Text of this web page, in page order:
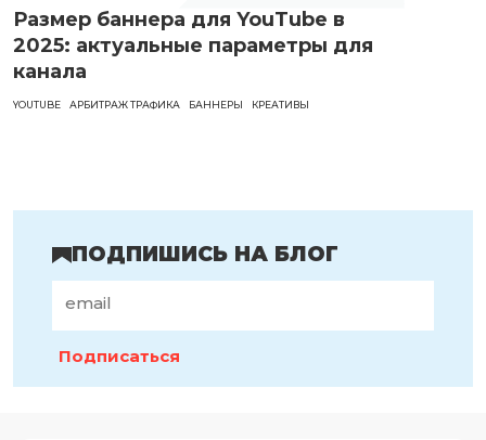
Размер баннера для YouTube в
2025: актуальные параметры для
канала
YOUTUBE АРБИТРАЖ ТРАФИКА БАННЕРЫ КРЕАТИВЫ
ПОДПИШИСЬ НА БЛОГ
Подписаться